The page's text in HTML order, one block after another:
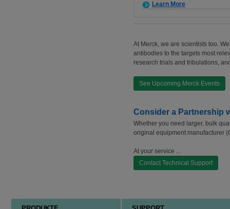
Learn More
At Merck, we are scientists too.
antibodies to the targets most
research trials and tribulations,
See Upcoming Merck Events
Consider a Partnership
Whether you need larger, bulk
original equipment manufacturer
At your service ...
Contact Technical Support